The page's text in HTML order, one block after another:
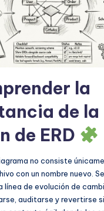
la
de la
de ERD
no consiste
con un nombre nuevo.
línea de evolución de
auditarse y revertirse